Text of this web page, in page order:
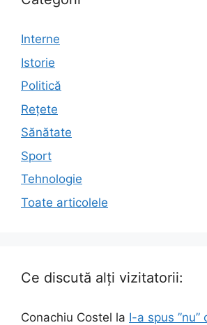
Interne
Istorie
Politică
Rețete
Sănătate
Sport
Tehnologie
Toate articolele
Ce discută alți vizitatorii:
Conachiu Costel la I-a spus ”nu”